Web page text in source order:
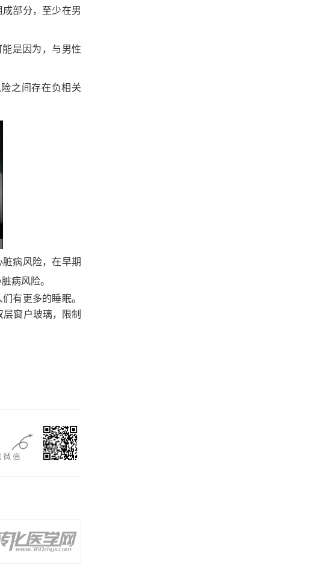
部分，至少在男
是因为，与男性
之间存在负相关
脏病风险，在早期
病风险。
有更多的睡眠。
窗户玻璃，限制